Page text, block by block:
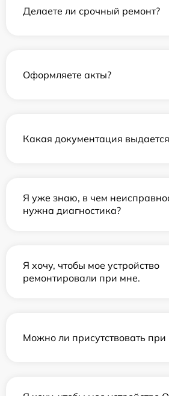
Делаете ли срочный ремонт?
Оформляете акты?
Какая документация
Я уже знаю, в чем
нужна диагностика?
Я хочу, чтобы мое устройство
ремонтировали при мне.
Можно ли присутствовать при